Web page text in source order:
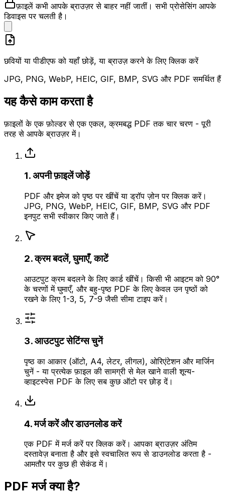
फ़ाइलें कभी आपके ब्राउज़र से बाहर नहीं जातीं। सभी प्रोसेसिंग आपके
डिवाइस पर चलती है।
छवियों या पीडीएफ को यहाँ छोड़ें, या ब्राउज़ करने के लिए क्लिक करें
JPG, PNG, WebP, HEIC, GIF, BMP, SVG और PDF समर्थित हैं
यह कैसे काम करता है
फ़ाइलों के एक फ़ोल्डर से एक एकल, क्रमबद्ध PDF तक चार चरण - पूरी
तरह से आपके ब्राउज़र में।
1. अपनी फ़ाइलें जोड़ें
PDF और इमेज को पृष्ठ पर खींचें या ड्रॉप ज़ोन पर क्लिक करें।
JPG, PNG, WebP, HEIC, GIF, BMP, SVG और PDF
इनपुट सभी स्वीकार किए जाते हैं।
2. क्रम बदलें, घुमाएँ, काटें
आउटपुट क्रम बदलने के लिए कार्ड खींचें। किसी भी आइटम को 90°
के चरणों में घुमाएँ, और बहु-पृष्ठ PDF के लिए केवल उन पृष्ठों को
रखने के लिए 1-3, 5, 7-9 जैसी सीमा टाइप करें।
3. आउटपुट सेटिंग्स चुनें
पृष्ठ का आकार (ऑटो, A4, लेटर, लीगल), ओरिएंटेशन और मार्जिन
चुनें - या प्रत्येक फ़ाइल की सामग्री से मेल खाने वाली शून्य-
व्हाइटस्पेस PDF के लिए सब कुछ ऑटो पर छोड़ दें।
4. मर्ज करें और डाउनलोड करें
एक PDF में मर्ज करें पर क्लिक करें। आपका ब्राउज़र अंतिम
दस्तावेज़ बनाता है और इसे स्वचालित रूप से डाउनलोड करता है -
आमतौर पर कुछ ही सेकंड में।
PDF मर्ज क्या है?